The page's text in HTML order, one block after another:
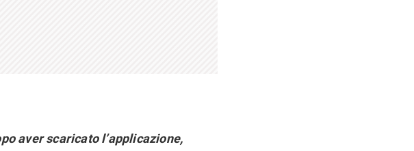
aver scaricato l’applicazione,